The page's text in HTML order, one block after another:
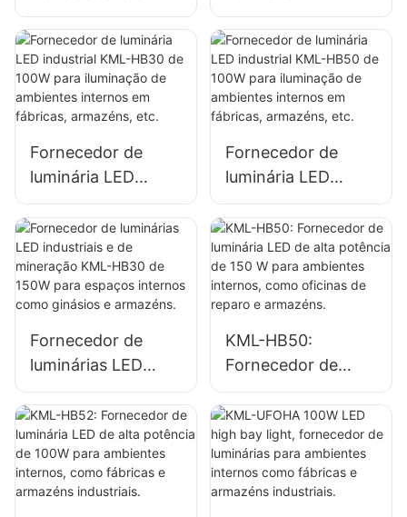
projetores LED de
100 W para
iluminação de
outdoors e grandes
placas de
industrial KML-
HB40 de 100W
para iluminação de
ambientes internos
em fábricas,
Fornecedor de
luminária LED
industrial KML-
HB30 de 100W
para iluminação de
ambientes internos
em fábricas,
Fornecedor de
luminária LED
industrial KML-
HB50 de 100W
para iluminação de
ambientes internos
em fábricas,
Fornecedor de
luminárias LED
industriais e de
mineração KML-
HB30 de 150W
para espaços
internos como
KML-HB50:
Fornecedor de
luminária LED de
alta potência de
150 W para
ambientes
internos, como